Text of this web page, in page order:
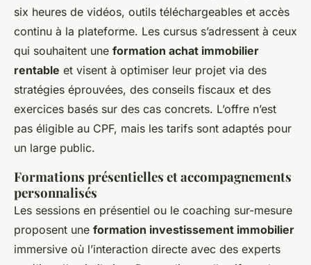
six heures de vidéos, outils téléchargeables et accès
continu à la plateforme. Les cursus s’adressent à ceux
qui souhaitent une formation achat immobilier
rentable et visent à optimiser leur projet via des
stratégies éprouvées, des conseils fiscaux et des
exercices basés sur des cas concrets. L’offre n’est
pas éligible au CPF, mais les tarifs sont adaptés pour
un large public.
Formations présentielles et accompagnements
personnalisés
Les sessions en présentiel ou le coaching sur-mesure
proposent une formation investissement immobilier
immersive où l’interaction directe avec des experts